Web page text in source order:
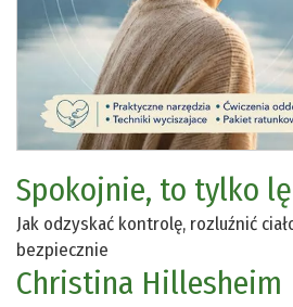
Spokojnie, to tylko
Jak odzyskać kontrolę, rozluźnić
bezpiecznie
Christina Hillesheim